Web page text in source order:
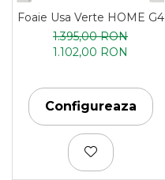
Foaie Usa Verte HOME G4
1.395,00 RON
1.102,00 RON
Configureaza